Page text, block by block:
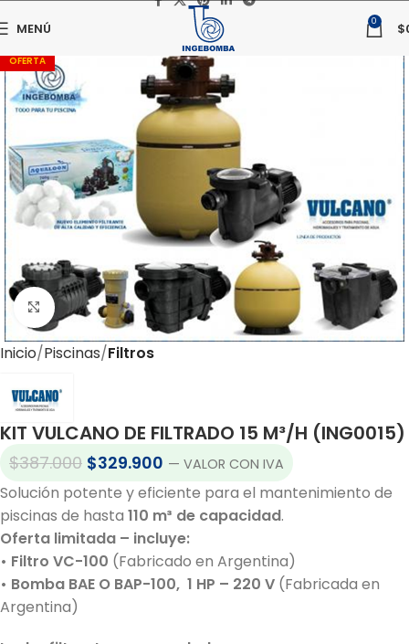
MENÚ 0 $
OFERTA
Haga clic para ampliar
Inicio Piscinas Filtros
KIT VULCANO DE FILTRADO 15 M³/H (ING0015)
$387.000 $329.900 — VALOR CON IVA
Solución potente y eficiente para el mantenimiento de
piscinas de hasta 110 m³ de capacidad.
Oferta limitada – incluye:
• Filtro VC-100 (Fabricado en Argentina)
• Bomba BAE O BAP-100, 1 HP – 220 V (Fabricada en
Argentina)